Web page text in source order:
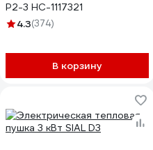
P2-3 НС-1117321
4.3(374)
В корзину